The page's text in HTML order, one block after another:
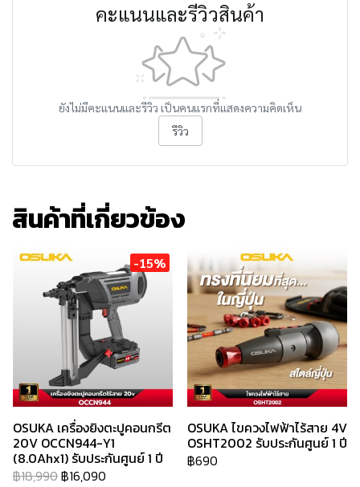
คะแนนและรีวิวสินค้า
ยังไม่มีคะแนนและรีวิว เป็นคนแรกที่แสดงความคิดเห็น
รีวิว
สินค้าที่เกี่ยวข้อง
-15%
OSUKA เครื่องยิงตะปูคอนกรีต
20V OCCN944-Y1
(8.0Ahx1) รับประกันศูนย์ 1 ปี
฿18,990฿16,090
OSUKA ไขควงไฟฟ้าไร้สาย 4V
OSHT2002 รับประกันศูนย์ 1 ปี
฿690